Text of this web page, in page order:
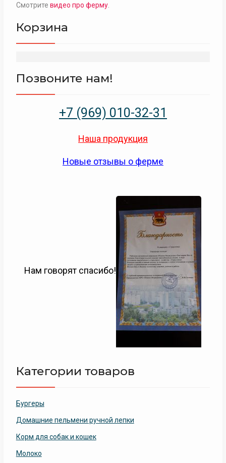
Смотрите видео про ферму.
Корзина
Позвоните нам!
+7 (969) 010-32-31
Наша продукция
Новые отзывы о ферме
Нам говорят спасибо!
Категории товаров
Бургеры
Домашние пельмени ручной лепки
Корм для собак и кошек
Молоко